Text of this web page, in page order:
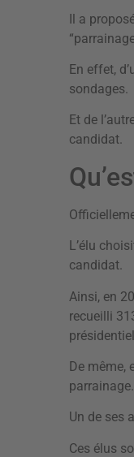
Il a
En effet,
sondages.
Et de
candidat.
L’élu
candidat.
Ainsi, en
recueilli
De même,
Un de ses
Ces élus